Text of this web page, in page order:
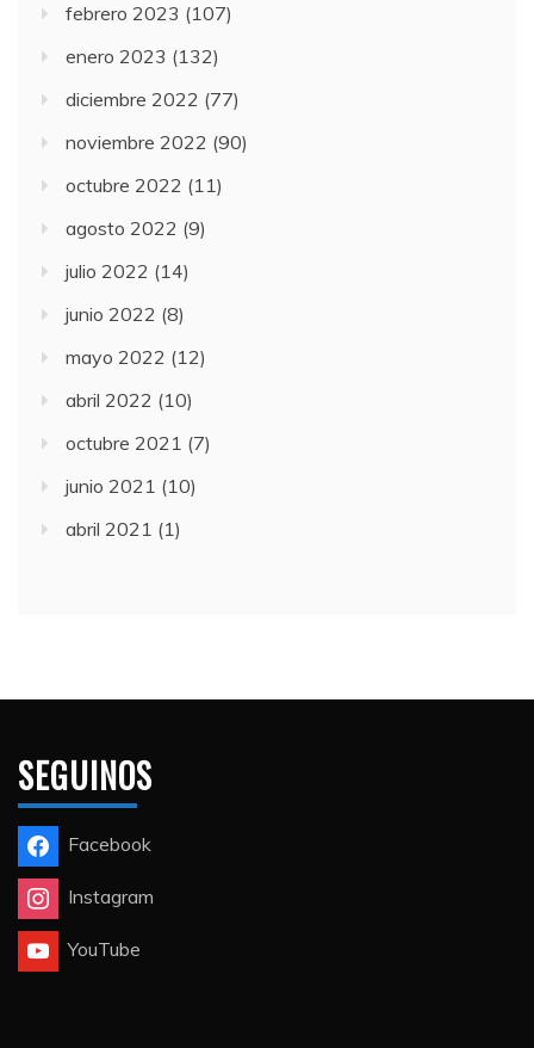
febrero 2023 (107)
enero 2023 (132)
diciembre 2022 (77)
noviembre 2022 (90)
octubre 2022 (11)
agosto 2022 (9)
julio 2022 (14)
junio 2022 (8)
mayo 2022 (12)
abril 2022 (10)
octubre 2021 (7)
junio 2021 (10)
abril 2021 (1)
SEGUINOS
Facebook
Instagram
YouTube